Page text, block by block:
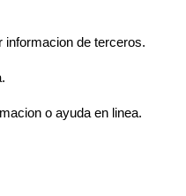
informacion de terceros.
o ayuda en linea.